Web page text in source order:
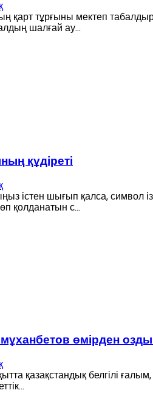
қарт тұрғыны мектеп
шалғай ау...
құдіреті
істен шығып қалса, символ
қолданатын с...
өмірден
қазақстандық белгілі